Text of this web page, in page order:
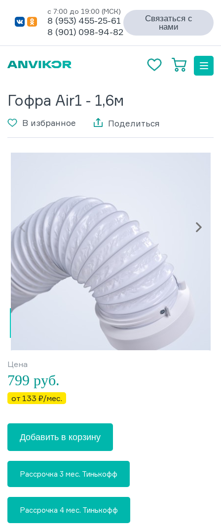
с 7:00 до 19:00 (МСК)
8 (953) 455-25-61
8 (901) 098-94-82
Связаться с
нами
Гофра Air1 - 1,6м
В избранное Поделиться
Цена
799 руб.
от 133 ₽/мес.
Добавить в корзину
Рассрочка 3 мес. Тинькофф
Рассрочка 4 мес. Тинькофф